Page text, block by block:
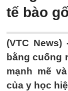
tế bào
(VTC News)
bằng cuống
mạnh mẽ
của y học